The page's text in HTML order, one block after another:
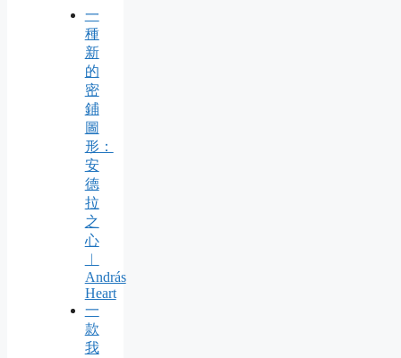
一
種
新
的
密
鋪
圖
形：
安
德
拉
之
心
︱
András
Heart
一
款
我